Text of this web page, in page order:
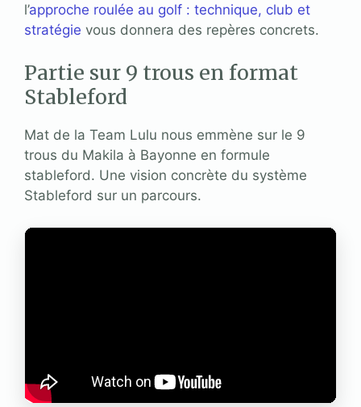
l’approche roulée au golf : technique, club et
stratégie vous donnera des repères concrets.
Partie sur 9 trous en format
Stableford
Mat de la Team Lulu nous emmène sur le 9
trous du Makila à Bayonne en formule
stableford. Une vision concrète du système
Stableford sur un parcours.